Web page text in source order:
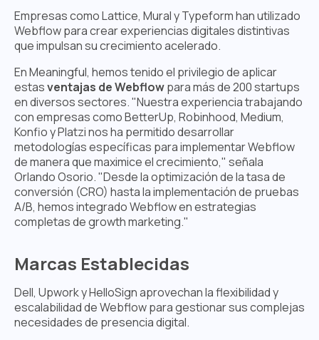
Empresas como Lattice, Mural y Typeform han utilizado
Webflow para crear experiencias digitales distintivas
que impulsan su crecimiento acelerado.
En Meaningful, hemos tenido el privilegio de aplicar
estasventajas de Webflowpara más de 200 startups
en diversos sectores. "Nuestra experiencia trabajando
con empresas como BetterUp, Robinhood, Medium,
Konfio y Platzi nos ha permitido desarrollar
metodologías específicas para implementar Webflow
de manera que maximice el crecimiento," señala
Orlando Osorio. "Desde la optimización de la tasa de
conversión (CRO) hasta la implementación de pruebas
A/B, hemos integrado Webflow en estrategias
completas de growth marketing."
Marcas Establecidas
Dell, Upwork y HelloSign aprovechan la flexibilidad y
escalabilidad de Webflow para gestionar sus complejas
necesidades de presencia digital.